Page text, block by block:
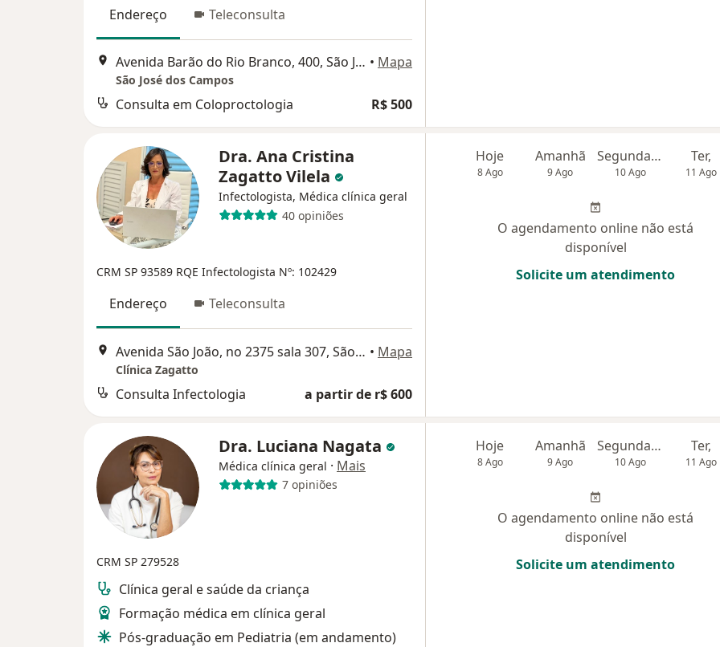
Endereço Teleconsulta
Avenida Barão do Rio Branco, 400, São José dos Campos • Mapa
São José dos Campos
Consulta em Coloproctologia R$ 500
Dra. Ana Cristina
Zagatto Vilela
Infectologista, Médica clínica geral
40 opiniões
CRM SP 93589 RQE Infectologista Nº: 102429
Endereço Teleconsulta
Avenida São João, no 2375 sala 307, São José dos Campos • Mapa
Clínica Zagatto
Consulta Infectologia a partir de r$ 600
Hoje
8 Ago
Amanhã
9 Ago
Segunda-feira
10 Ago
Ter,
11 Ago
O agendamento online não está
disponível
Solicite um atendimento
Dra. Luciana Nagata
Médica clínica geral · Mais
7 opiniões
CRM SP 279528
Clínica geral e saúde da criança
Formação médica em clínica geral
Pós-graduação em Pediatria (em andamento)
Hoje
8 Ago
Amanhã
9 Ago
Segunda-feira
10 Ago
Ter,
11 Ago
O agendamento online não está
disponível
Solicite um atendimento